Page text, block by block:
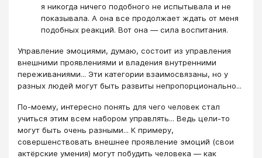
я никогда ничего подобного не испытывала и не
показывала. А она все продолжает ждать от меня
подобных реакций. Вот она — сила воспитания.
Управление эмоциями, думаю, состоит из управления
внешними проявлениями и владения внутренними
переживаниями... Эти категории взаимосвязаны, но у
разных людей могут быть развиты непропорционально...
По-моему, интересно понять для чего человек стал
учиться этим всем набором управлять... Ведь цели-то
могут быть очень разными... К примеру,
совершенствовать внешнее проявление эмоций (свои
актёрские умения) могут побудить человека — как